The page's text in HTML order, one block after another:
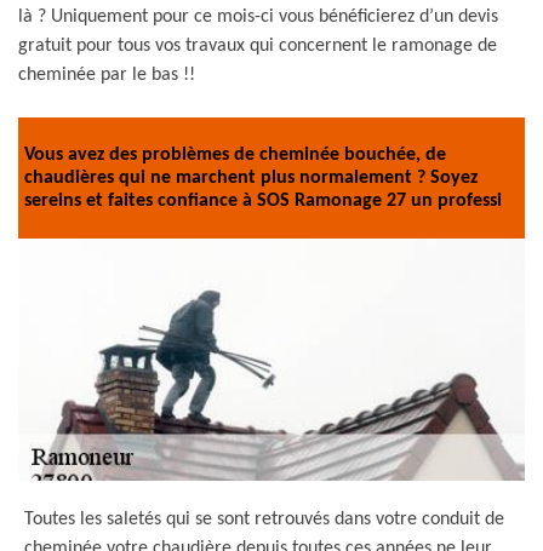
là ? Uniquement pour ce mois-ci vous bénéficierez d’un devis
gratuit pour tous vos travaux qui concernent le ramonage de
cheminée par le bas !!
Vous avez des problèmes de cheminée bouchée, de
chaudières qui ne marchent plus normalement ? Soyez
sereins et faites confiance à SOS Ramonage 27 un professi
Toutes les saletés qui se sont retrouvés dans votre conduit de